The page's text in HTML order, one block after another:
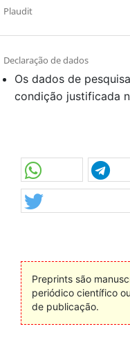
Plaudit
Declaração de dados
Os dados de
condição justificada
Preprints são
periódico científico
de publicação.